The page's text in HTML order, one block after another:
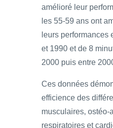
amélioré leur
les 55-59 ans ont
leurs performances
et 1990 et de 8
2000 puis entre
Ces données
efficience des
musculaires, ostéo-
respiratoires et